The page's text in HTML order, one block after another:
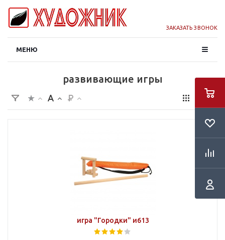
ЗАКАЗАТЬ ЗВОНОК
МЕНЮ
развивающие игры
игра "Городки" и613